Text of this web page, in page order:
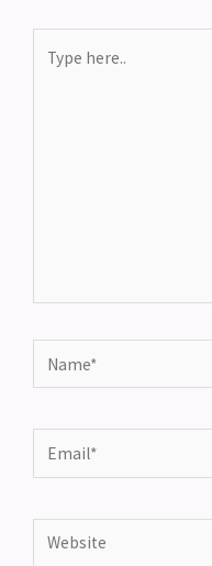
here..
Name*
Email*
Website